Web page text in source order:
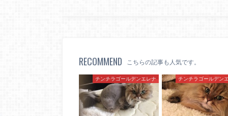
RECOMMEND こちらの記事も人気です。
チンチラゴールデンエレナ チンチラゴールデン